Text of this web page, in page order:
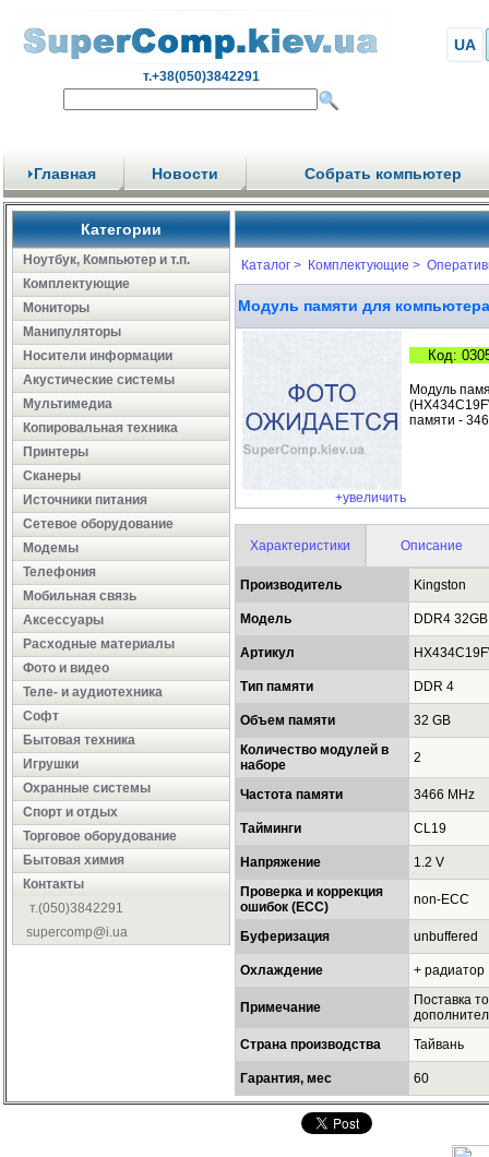
т.+38(050)3842291
UA
Главная Новости Собрать компьютер
Категории
Ноутбук, Компьютер и т.п.
Комплектующие
Мониторы
Манипуляторы
Носители информации
Акустические системы
Мультимедиа
Копировальная техника
Принтеры
Сканеры
Источники питания
Сетевое оборудование
Модемы
Телефония
Мобильная связь
Аксессуары
Расходные материалы
Фото и видео
Теле- и аудиотехника
Софт
Бытовая техника
Игрушки
Охранные системы
Cпорт и отдых
Торговое оборудование
Бытовая химия
Контакты
т.(050)3842291
supercomp@i.ua
Каталог > Комплектующие >
Модуль памяти для компьютера
+увеличить
Код:
Модуль
памяти -
Характеристики Описание
Производитель Kingston
Модель DDR4
Артикул
Тип памяти DDR 4
Объем памяти
32 GB
Количество модулей в
наборе
2
Частота памяти 3466 MHz
Тайминги CL19
Напряжение
1.2 V
Проверка и коррекция
ошибок (ECC)
non-ECC
Буферизация unbuffered
Охлаждение + радиатор
Примечание
Поставка
Страна производства
Тайвань
Гарантия, мес 60